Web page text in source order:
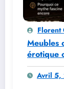
Florent
Meubles
érotique
Avril 5,